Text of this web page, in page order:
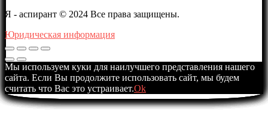
Я - аспирант © 2024 Все права защищены.
Юридическая информация
Мы используем куки для наилучшего представления нашего
сайта. Если Вы продолжите использовать сайт, мы будем
считать что Вас это устраивает.Ok